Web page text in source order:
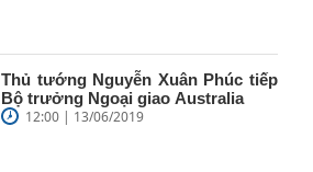
Thủ tướng Nguyễn Xuân Phúc tiếp
Bộ trưởng Ngoại giao Australia
12:00 | 13/06/2019